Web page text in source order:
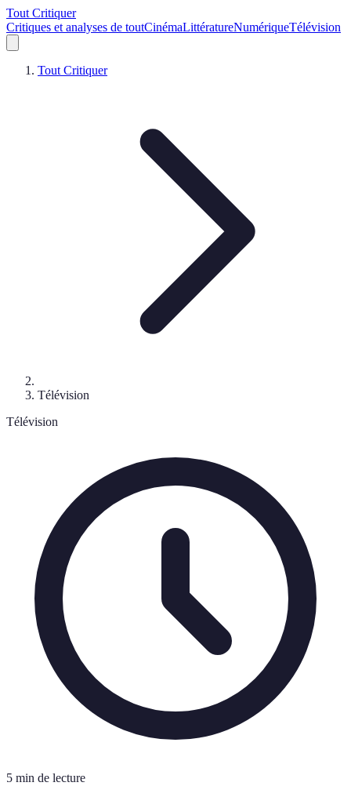
Tout Critiquer
Critiques et analyses de toutCinémaLittératureNumériqueTélévision
Tout Critiquer
Télévision
Télévision
5 min de lecture